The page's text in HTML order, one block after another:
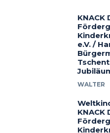
KNACK
e.V. /
WALTER
KNACK